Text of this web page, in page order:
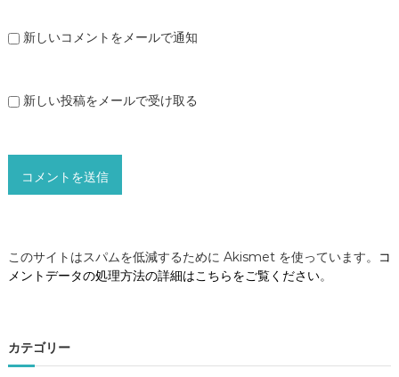
新しいコメントをメールで通知
新しい投稿をメールで受け取る
このサイトはスパムを低減するために Akismet を使っています。
コ
メントデータの処理方法の詳細はこちらをご覧ください。
カテゴリー